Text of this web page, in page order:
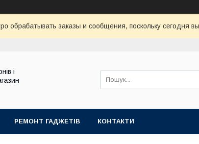
обрабатывать заказы и сообщения, поскольку сегодня
і
РЕМОНТ ГАДЖЕТІВ КОНТАКТИ